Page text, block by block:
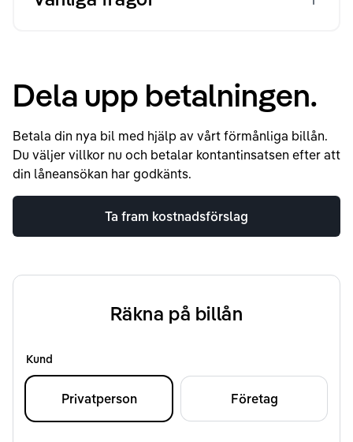
Dela upp betalningen.
Betala din nya bil med hjälp av vårt förmånliga billån.
Du väljer villkor nu och betalar kontantinsatsen efter att
din låneansökan har godkänts.
Ta fram kostnadsförslag
Räkna på billån
Kund
Privatperson Företag